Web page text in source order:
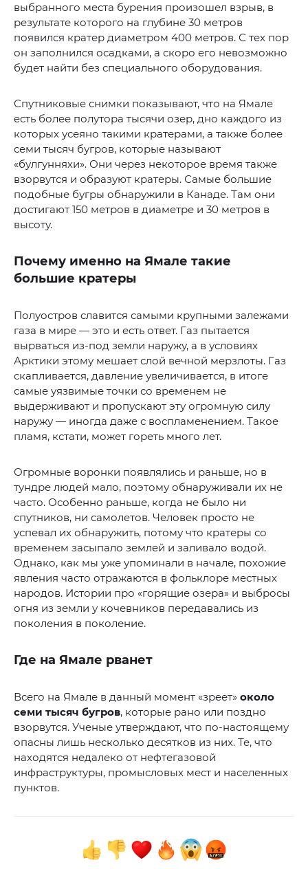
выбранного места бурения произошел взрыв, в
результате которого на глубине 30 метров
появился кратер диаметром 400 метров. С тех пор
он заполнился осадками, а скоро его невозможно
будет найти без специального оборудования.
Спутниковые снимки показывают, что на Ямале
есть более полутора тысячи озер, дно каждого из
которых усеяно такими кратерами, а также более
семи тысяч бугров, которые называют
«булгунняхи». Они через некоторое время также
взорвутся и образуют кратеры. Самые большие
подобные бугры обнаружили в Канаде. Там они
достигают 150 метров в диаметре и 30 метров в
высоту.
Почему именно на Ямале такие
большие кратеры
Полуостров славится самыми крупными залежами
газа в мире — это и есть ответ. Газ пытается
вырваться из-под земли наружу, а в условиях
Арктики этому мешает слой вечной мерзлоты. Газ
скапливается, давление увеличивается, в итоге
самые уязвимые точки со временем не
выдерживают и пропускают эту огромную силу
наружу — иногда даже с воспламенением. Такое
пламя, кстати, может гореть много лет.
Огромные воронки появлялись и раньше, но в
тундре людей мало, поэтому обнаруживали их не
часто. Особенно раньше, когда не было ни
спутников, ни самолетов. Человек просто не
успевал их обнаружить, потому что кратеры со
временем засыпало землей и заливало водой.
Однако, как мы уже упоминали в начале, похожие
явления часто отражаются в фольклоре местных
народов. Истории про «горящие озера» и выбросы
огня из земли у кочевников передавались из
поколения в поколение.
Где на Ямале рванет
Всего на Ямале в данный момент «зреет» около
семи тысяч бугров, которые рано или поздно
взорвутся. Ученые утверждают, что по-настоящему
опасны лишь несколько десятков из них. Те, что
находятся недалеко от нефтегазовой
инфраструктуры, промысловых мест и населенных
пунктов.